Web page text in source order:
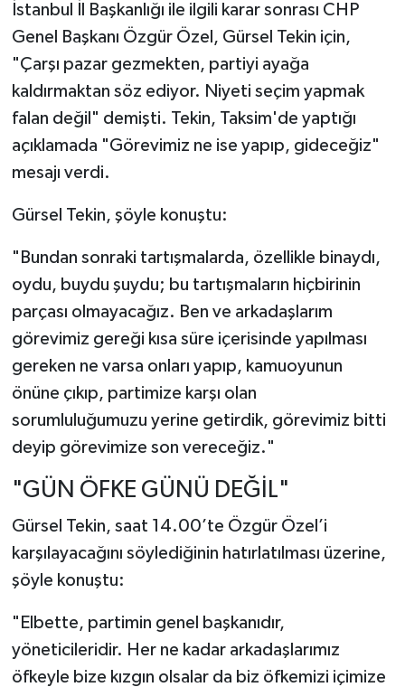
İstanbul İl Başkanlığı ile ilgili karar sonrası CHP
Genel Başkanı Özgür Özel, Gürsel Tekin için,
"Çarşı pazar gezmekten, partiyi ayağa
kaldırmaktan söz ediyor. Niyeti seçim yapmak
falan değil" demişti. Tekin, Taksim'de yaptığı
açıklamada "Görevimiz ne ise yapıp, gideceğiz"
mesajı verdi.
Gürsel Tekin, şöyle konuştu:
"Bundan sonraki tartışmalarda, özellikle binaydı,
oydu, buydu şuydu; bu tartışmaların hiçbirinin
parçası olmayacağız. Ben ve arkadaşlarım
görevimiz gereği kısa süre içerisinde yapılması
gereken ne varsa onları yapıp, kamuoyunun
önüne çıkıp, partimize karşı olan
sorumluluğumuzu yerine getirdik, görevimiz bitti
deyip görevimize son vereceğiz."
"GÜN ÖFKE GÜNÜ DEĞİL"
Gürsel Tekin, saat 14.00’te Özgür Özel’i
karşılayacağını söylediğinin hatırlatılması üzerine,
şöyle konuştu:
"Elbette, partimin genel başkanıdır,
yöneticileridir. Her ne kadar arkadaşlarımız
öfkeyle bize kızgın olsalar da biz öfkemizi içimize